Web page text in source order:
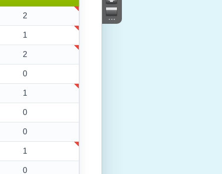
...
2
1
2
0
1
0
0
1
0